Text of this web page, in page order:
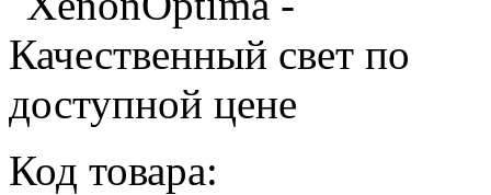
Код товара: